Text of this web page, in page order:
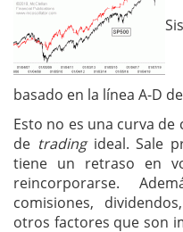
basado en la línea A-D
Esto no es una curva de
de tradingideal. Sale
tiene un retraso en
reincorporarse.
comisiones,
otros factores que son